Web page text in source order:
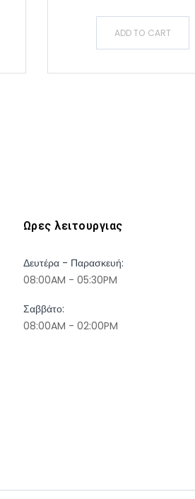
ADD TO CART
Ωρες λειτουργιας
Δευτέρα - Παρασκευή:
08:00AM - 05:30PM
Σαββάτο:
08:00AM - 02:00PM